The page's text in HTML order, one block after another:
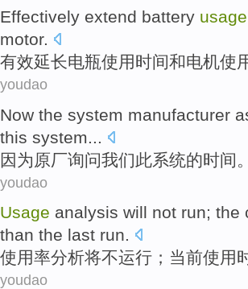
Effectively extend battery usage
motor.
有效延长电瓶使用时间和电机使
youdao
Now the system manufacturer
this system
因为原厂询问我们此系统的时间
youdao
Usage analysis will not run; the
than the last run.
使用率分析将不运行 ； 当前使用
youdao